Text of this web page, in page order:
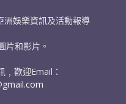
洲娛樂資訊及活動報導
片和影片。
歡迎Email：